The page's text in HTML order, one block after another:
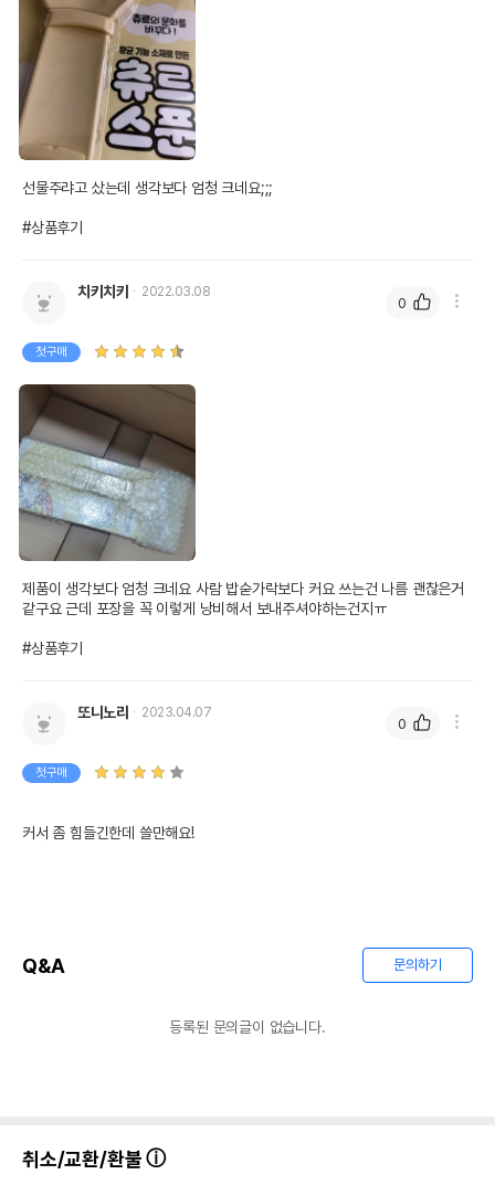
선물주랴고 샀는데 생각보다 엄청 크네요;;;
#상품후기
치키치키 2022.03.08
첫구매
제품이 생각보다 엄청 크네요 사람 밥숟가락보다 커요 쓰는건 나름 괜찮은거
같구요 근데 포장을 꼭 이렇게 낭비해서 보내주셔야하는건지ㅠ
#상품후기
0
또니노리 2023.04.07
첫구매
커서 좀 힘들긴한데 쓸만해요!
0
Q&A 문의하기
등록된 문의글이 없습니다.
취소/교환/환불